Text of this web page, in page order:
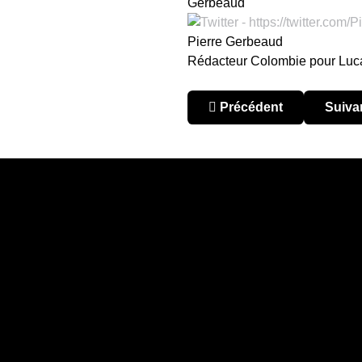
Pierre Gerbeaud
Rédacteur Colombie pour
Article précédent :
Précédent